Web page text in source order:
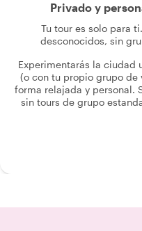
Privado y
Tu tour es solo para
desconocidos, sin
Experimentarás la ciudad
(o con tu propio grupo de
forma relajada y personal.
sin tours de grupo